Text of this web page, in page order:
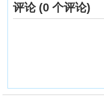
评论 (0 个评论)